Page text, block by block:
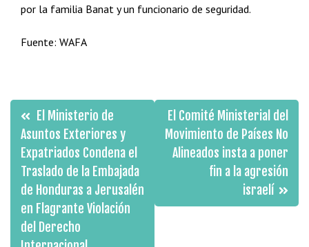
por la familia Banat y un funcionario de seguridad.
Fuente: WAFA
Navegación
de
entradas
El Ministerio de
Asuntos Exteriores y
Expatriados Condena el
Traslado de la Embajada
de Honduras a Jerusalén
en Flagrante Violación
del Derecho
El Comité Ministerial del
Movimiento de Países No
Alineados insta a poner
fin a la agresión
israelí